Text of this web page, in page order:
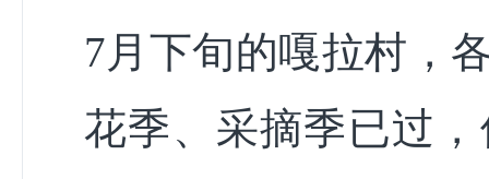
7月下旬的嘎拉村，
花季、采摘季已过